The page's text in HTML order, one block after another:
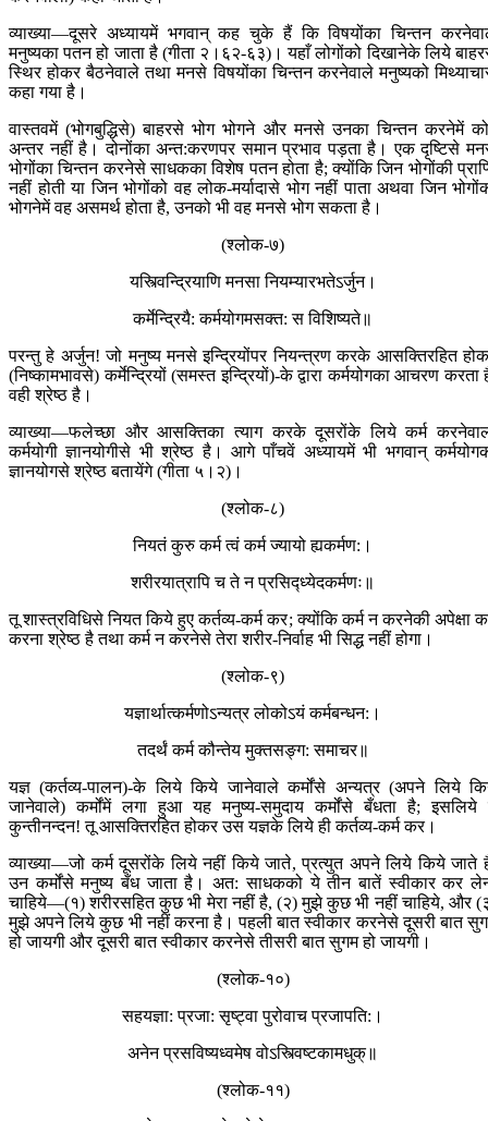
व्याख्या—दूसरे अध्यायमें भगवान् कह चुके हैं कि विषयोंका चिन्तन
मनुष्यका पतन हो जाता है (गीता २।६२-६३)। यहाँ लोगोंको दिखानेके लिये
स्थिर होकर बैठनेवाले तथा मनसे विषयोंका चिन्तन करनेवाले मनुष्यको
कहा गया है।
वास्तवमें (भोगबुद्धिसे) बाहरसे भोग भोगने और मनसे उनका चिन्तन करनेमें
अन्तर नहीं है। दोनोंका अन्त:करणपर समान प्रभाव पड़ता है। एक दृष्टिसे
भोगोंका चिन्तन करनेसे साधकका विशेष पतन होता है; क्योंकि जिन भोगोंकी
नहीं होती या जिन भोगोंको वह लोक-मर्यादासे भोग नहीं पाता अथवा जिन
भोगनेमें वह असमर्थ होता है, उनको भी वह मनसे भोग सकता है।
(श्लोक-७)
यस्त्विन्द्रियाणि मनसा नियम्यारभतेऽर्जुन।
कर्मेन्द्रियै: कर्मयोग‍‍‍मसक्त: स विशिष्यते॥
परन्तु हे अर्जुन! जो मनुष्य मनसे इन्द्रियोंपर नियन्त्रण करके आसक्तिरहित
(निष्कामभावसे) कर्मेन्द्रियों (समस्त इन्द्रियों)-के द्वारा कर्मयोगका आचरण करता
वही श्रेष्ठ है।
व्याख्या—फलेच्छा और आसक्तिका त्याग करके दूसरोंके लिये कर्म
कर्मयोगी ज्ञानयोगीसे भी श्रेष्ठ है। आगे पाँचवें अध्यायमें भी भगवान्
ज्ञानयोगसे श्रेष्ठ बतायेंगे (गीता ५।२)।
(श्लोक-८)
नियतं कुरु कर्म त्वं कर्म ज्यायो ह्यकर्मण:।
शरीरयात्रापि च ते न प्रसिद्‍ध्येदकर्मणः॥
तू शास्त्रविधिसे नियत किये हुए कर्तव्य-कर्म कर; क्योंकि कर्म न करनेकी अपेक्षा
करना श्रेष्ठ है तथा कर्म न करनेसे तेरा शरीर-निर्वाह भी सिद्ध नहीं होगा।
(श्लोक-९)
यज्ञार्थात्कर्मणोऽन्यत्र लोकोऽयं कर्मबन्धन:।
तदर्थं कर्म कौन्तेय मुक्तसङ्ग: समाचर॥
यज्ञ (कर्तव्य-पालन)-के लिये किये जानेवाले कर्मोंसे अन्यत्र (अपने लिये
जानेवाले) कर्मोंमें लगा हुआ यह मनुष्य-समुदाय कर्मोंसे बँधता है; इसलिये
कुन्तीनन्दन! तू आसक्तिरहित होकर उस यज्ञके लिये ही कर्तव्य-कर्म कर।
व्याख्या—जो कर्म दूसरोंके लिये नहीं किये जाते, प्रत्युत अपने लिये किये जाते
उन कर्मोंसे मनुष्य बँध जाता है। अत: साधकको ये तीन बातें स्वीकार कर
चाहिये—(१) शरीरसहित कुछ भी मेरा नहीं है, (२) मुझे कुछ भी नहीं चाहिये, और
मुझे अपने लिये कुछ भी नहीं करना है। पहली बात स्वीकार करनेसे दूसरी बात
हो जायगी और दूसरी बात स्वीकार करनेसे तीसरी बात सुगम हो जायगी।
(श्लोक-१०)
सहयज्ञा: प्रजा: सृष्ट्वा पुरोवाच प्रजापति:।
अनेन प्रसविष्यध्व‍‍‍मेष वोऽस्त्विष्टकामधुक्॥
(श्लोक-११)